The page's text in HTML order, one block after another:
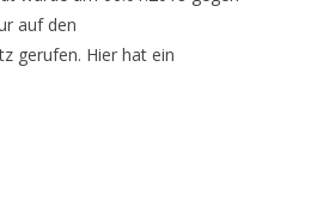
auf den
gerufen. Hier hat ein